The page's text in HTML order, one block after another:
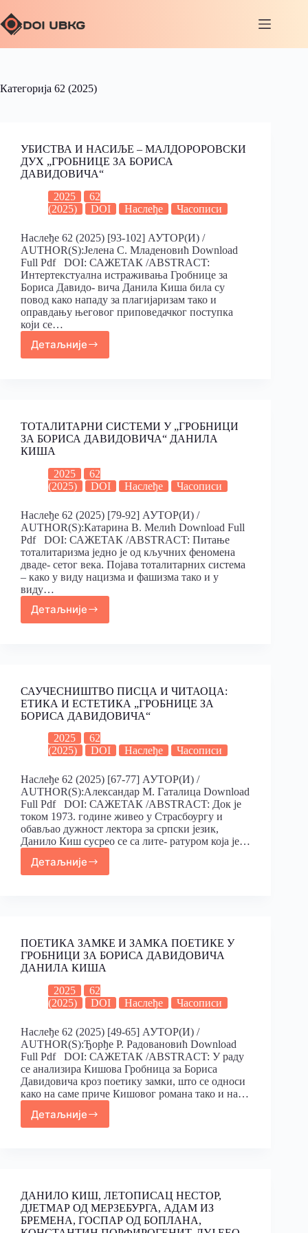
Категорија 62 (2025)
УБИСТВА И НАСИЉЕ – МАЛДОРОРОВСКИ
ДУХ „ГРОБНИЦЕ ЗА БОРИСА
ДАВИДОВИЧА“
2025
62
(2025)
DOI Наслеђе Часописи
Наслеђе 62 (2025) [93-102] АУТОР(И) /
AUTHOR(S):Јелена С. Младеновић Download
Full Pdf DOI: САЖЕТАК /ABSTRACT:
Интертекстуална истраживања Гробнице за
Бориса Давидо- вича Данила Киша била су
повод како нападу за плагијаризам тако и
оправдању његовог приповедачког поступка
који се…
Детаљније
ТОТАЛИТАРНИ СИСТЕМИ У „ГРОБНИЦИ
ЗА БОРИСА ДАВИДОВИЧА“ ДАНИЛА
КИША
2025
62
(2025)
DOI Наслеђе Часописи
Наслеђе 62 (2025) [79-92] АУТОР(И) /
AUTHOR(S):Катарина В. Мелић Download Full
Pdf DOI: САЖЕТАК /ABSTRACT: Питање
тоталитаризма једно је од кључних феномена
дваде- сетог века. Појава тоталитарних система
– како у виду нацизма и фашизма тако и у
виду…
Детаљније
САУЧЕСНИШТВО ПИСЦА И ЧИТАОЦА:
ЕТИКА И ЕСТЕТИКА „ГРОБНИЦЕ ЗА
БОРИСА ДАВИДОВИЧА“
2025
62
(2025)
DOI Наслеђе Часописи
Наслеђе 62 (2025) [67-77] АУТОР(И) /
AUTHOR(S):Александар M. Гаталица Download
Full Pdf DOI: САЖЕТАК /ABSTRACT: Док је
током 1973. године живео у Страсбоургу и
обављао дужност лектора за српски језик,
Данило Киш сусрео се са лите- ратуром која је…
Детаљније
ПОЕТИКА ЗАМКЕ И ЗАМКА ПОЕТИКЕ У
ГРОБНИЦИ ЗА БОРИСА ДАВИДОВИЧА
ДАНИЛА КИША
2025
62
(2025)
DOI Наслеђе Часописи
Наслеђе 62 (2025) [49-65] АУТОР(И) /
AUTHOR(S):Ђорђе Р. Радовановић Download
Full Pdf DOI: САЖЕТАК /ABSTRACT: У раду
се анализира Кишова Гробница за Бориса
Давидовича кроз поетику замки, што се односи
како на саме приче Кишовог романа тако и на…
Детаљније
ДАНИЛО КИШ, ЛЕТОПИСАЦ НЕСТОР,
ДЈЕТМАР ОД МЕРЗЕБУРГА, АДАМ ИЗ
БРЕМЕНА, ГОСПАР ОД БОПЛАНА,